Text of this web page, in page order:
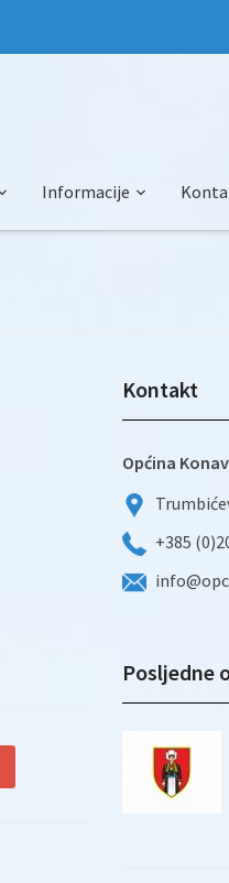
Informacije
Kontakt
Općina
+385
Posljedne